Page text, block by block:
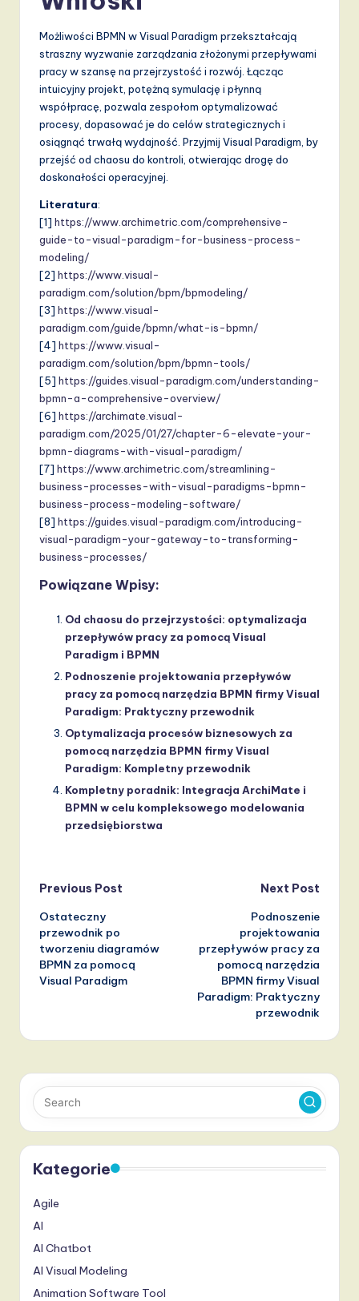
Możliwości BPMN w Visual Paradigm przekształcają
straszny wyzwanie zarządzania złożonymi przepływami
pracy w szansę na przejrzystość i rozwój. Łącząc
intuicyjny projekt, potężną symulację i płynną
współpracę, pozwala zespołom optymalizować
procesy, dopasować je do celów strategicznych i
osiągnąć trwałą wydajność. Przyjmij Visual Paradigm, by
przejść od chaosu do kontroli, otwierając drogę do
doskonałości operacyjnej.
Literatura:
[1] https://www.archimetric.com/comprehensive-
guide-to-visual-paradigm-for-business-process-
modeling/
[2] https://www.visual-
paradigm.com/solution/bpm/bpmodeling/
[3] https://www.visual-
paradigm.com/guide/bpmn/what-is-bpmn/
[4] https://www.visual-
paradigm.com/solution/bpm/bpmn-tools/
[5] https://guides.visual-paradigm.com/understanding-
bpmn-a-comprehensive-overview/
[6] https://archimate.visual-
paradigm.com/2025/01/27/chapter-6-elevate-your-
bpmn-diagrams-with-visual-paradigm/
[7] https://www.archimetric.com/streamlining-
business-processes-with-visual-paradigms-bpmn-
business-process-modeling-software/
[8] https://guides.visual-paradigm.com/introducing-
visual-paradigm-your-gateway-to-transforming-
business-processes/
Powiązane Wpisy:
Od chaosu do przejrzystości: optymalizacja
przepływów pracy za pomocą Visual
Paradigm i BPMN
Podnoszenie projektowania przepływów
pracy za pomocą narzędzia BPMN firmy Visual
Paradigm: Praktyczny przewodnik
Optymalizacja procesów biznesowych za
pomocą narzędzia BPMN firmy Visual
Paradigm: Kompletny przewodnik
Kompletny poradnik: Integracja ArchiMate i
BPMN w celu kompleksowego modelowania
przedsiębiorstwa
Post
navigation
Previous Post
Ostateczny
przewodnik po
tworzeniu diagramów
BPMN za pomocą
Visual Paradigm
Next Post
Podnoszenie
projektowania
przepływów pracy za
pomocą narzędzia
BPMN firmy Visual
Paradigm: Praktyczny
przewodnik
Kategorie
Agile
AI
AI Chatbot
AI Visual Modeling
Animation Software Tool